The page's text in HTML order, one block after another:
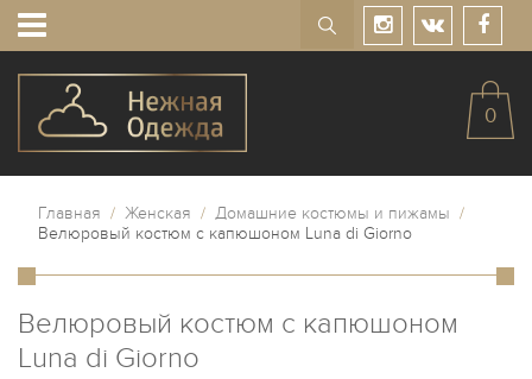
0
Главная / Женская / Домашние костюмы и пижамы /
Велюровый костюм с капюшоном Luna di Giorno
Велюровый костюм с капюшоном
Luna di Giorno